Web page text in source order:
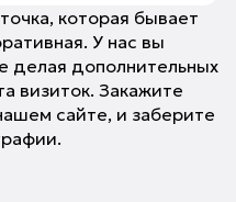
которая бывает
У нас вы
делая дополнительных
визиток. Закажите
сайте, и заберите